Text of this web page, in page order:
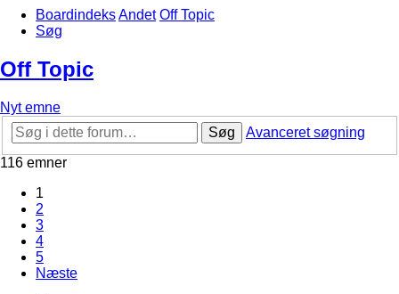
BoardindeksAndet Off Topic
Søg
Off Topic
Nyt emne
Søg
Avanceret søgning
116 emner
1
2
3
4
5
Næste